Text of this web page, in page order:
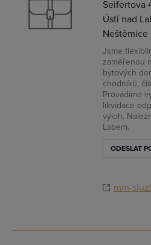
Seifertova
Ústí nad
Neštěmice
Jsme
zaměřenou
bytových
chodníků,
Provádíme
likvidace
výloh.
Labem.
ODESLAT
mm-